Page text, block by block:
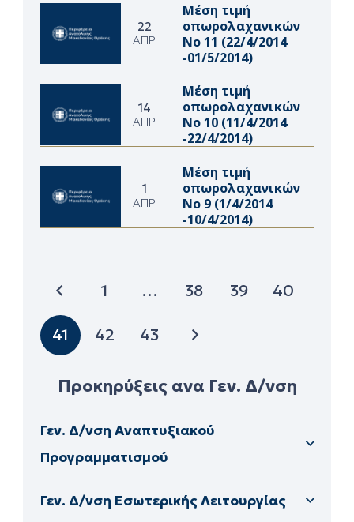
22
ΑΠΡ
Μέση τιμή
οπωρολαχανικών
Νο 11 (22/4/2014
-01/5/2014)
14
ΑΠΡ
Μέση τιμή
οπωρολαχανικών
Νο 10 (11/4/2014
-22/4/2014)
1
ΑΠΡ
Μέση τιμή
οπωρολαχανικών
Νο 9 (1/4/2014
-10/4/2014)
1 … 38 39 40
41 42 43
Προκηρύξεις ανα Γεν. Δ/νση
Γεν. Δ/νση Αναπτυξιακού
Προγραμματισμού
Γεν. Δ/νση Εσωτερικής Λειτουργίας